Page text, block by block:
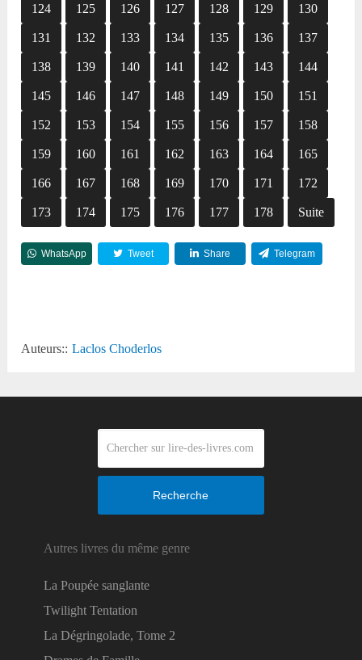
124 125 126 127 128 129 130
131 132 133 134 135 136 137
138 139 140 141 142 143 144
145 146 147 148 149 150 151
152 153 154 155 156 157 158
159 160 161 162 163 164 165
166 167 168 169 170 171 172
173 174 175 176 177 178 Suite
WhatsApp Tweet Share Telegram
Auteurs:: Laclos Choderlos
Recherche
Autres livres du même genre
La Poupée sanglante
Twilight Tentation
La Dégringolade, Tome 2